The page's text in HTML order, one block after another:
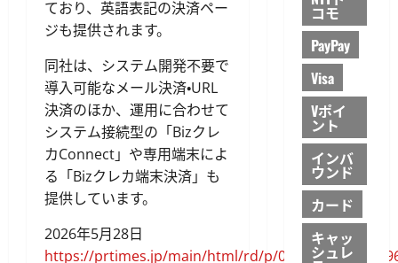
ており、英語表記の決済ペー
ジも提供されます。
同社は、システム開発不要で
導入可能なメール決済・URL
決済のほか、運用に合わせて
システム接続型の「Bizクレ
カConnect」や専用端末によ
る「Bizクレカ端末決済」も
提供しています。
2026年5月28日
https://prtimes.jp/main/html/rd/p/
コモ
PayPay
Visa
Vポイ
ント
インバ
ウンド
カード
キャッ
シュレ